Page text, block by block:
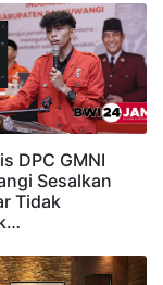
DPC GMNI
Sesalkan
Tidak